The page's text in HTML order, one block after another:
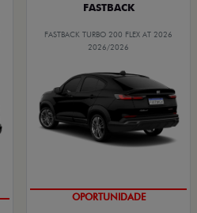
FASTBACK
FASTBACK TURBO 200 FLEX AT 2026
2026/2026
OPORTUNIDADE